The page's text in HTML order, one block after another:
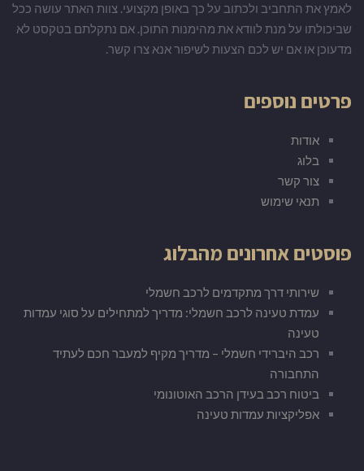
לאמץ את התחביב ולכתוב על כך באופן מקצועי. צוות האתר עושה ככל
שביכולתו על מנת לוודא את מהימנות התוכן. אם נתקלתם בטקסט לא
מדעוכן או אם יש לכם הצעות לשיפור אנא צרו קשר.
פרטים נוספים
אודות
בלוג
צור קשר
תנאי שימוש
פוסטים אחרונים מהבלוג
שירותי דרך מתקדמים לרכב חשמלי
עמדת טעינה לרכב חשמלי: מדריך למתחילים על סוגי עמדות
טעינה
רכב היברידי חשמלי – מדריך מקיף למעבר חכם לעתיד
התחבורה
ביטוח רכב בעידן הרכב האוטונומי
אפליקציות עמדות טעינה